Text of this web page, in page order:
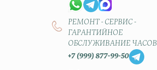
РЕМОНТ - СЕРВИС -
ГАРАНТИЙНОЕ
ОБСЛУЖИВАНИЕ ЧАСОВ
+7 (999) 877-99-50